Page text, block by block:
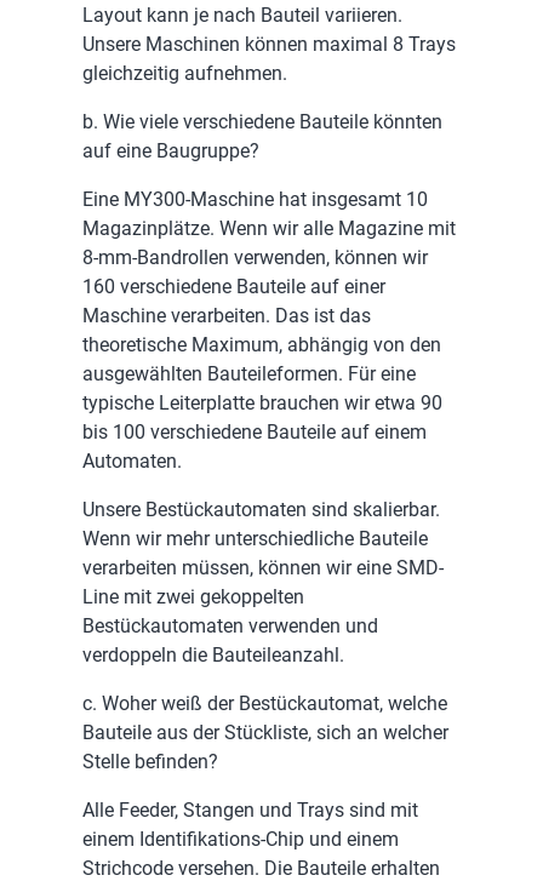
Layout kann je nach Bauteil variieren.
Unsere Maschinen können maximal 8 Trays
gleichzeitig aufnehmen.
b. Wie viele verschiedene Bauteile könnten
auf eine Baugruppe?
Eine MY300-Maschine hat insgesamt 10
Magazinplätze. Wenn wir alle Magazine mit
8-mm-Bandrollen verwenden, können wir
160 verschiedene Bauteile auf einer
Maschine verarbeiten. Das ist das
theoretische Maximum, abhängig von den
ausgewählten Bauteileformen. Für eine
typische Leiterplatte brauchen wir etwa 90
bis 100 verschiedene Bauteile auf einem
Automaten.
Unsere Bestückautomaten sind skalierbar.
Wenn wir mehr unterschiedliche Bauteile
verarbeiten müssen, können wir eine SMD-
Line mit zwei gekoppelten
Bestückautomaten verwenden und
verdoppeln die Bauteileanzahl.
c. Woher weiß der Bestückautomat, welche
Bauteile aus der Stückliste, sich an welcher
Stelle befinden?
Alle Feeder, Stangen und Trays sind mit
einem Identifikations-Chip und einem
Strichcode versehen. Die Bauteile erhalten